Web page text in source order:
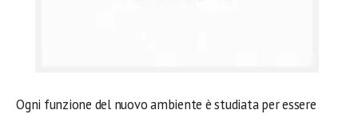
Ogni funzione del nuovo ambiente è studiata per essere